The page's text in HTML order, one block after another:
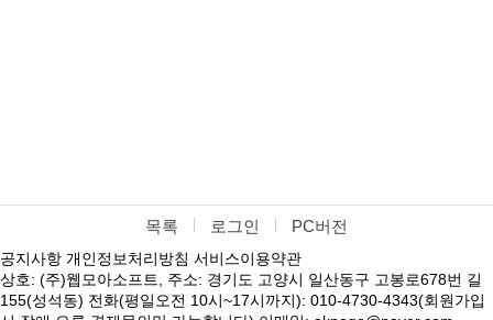
목록 로그인 PC버전
공지사항 개인정보처리방침 서비스이용약관
상호: (주)웹모아소프트, 주소: 경기도 고양시 일산동구 고봉로678번 길
155(성석동) 전화(평일오전 10시~17시까지): 010-4730-4343(회원가입